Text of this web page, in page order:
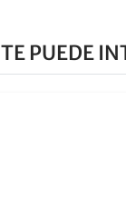
TE PUEDE